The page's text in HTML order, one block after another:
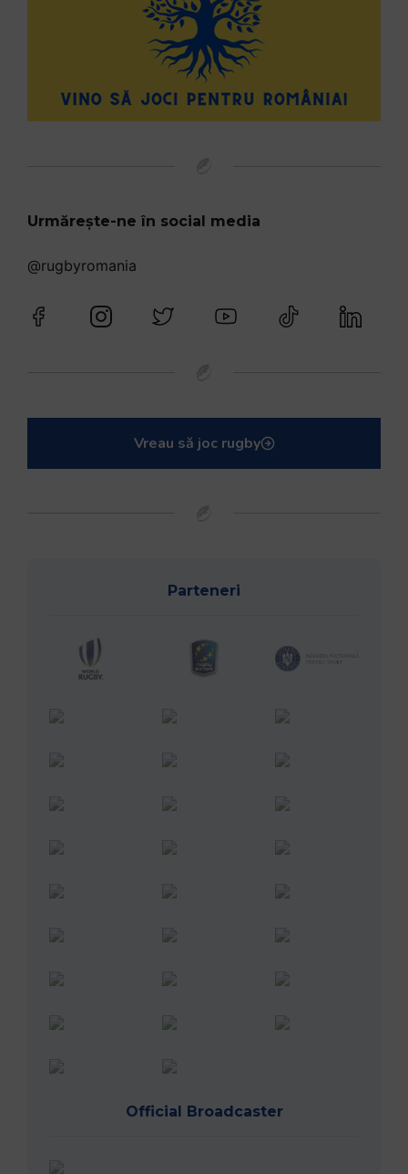
Urmărește-ne în social media
@rugbyromania
Vreau să joc rugby
Parteneri
Official Broadcaster